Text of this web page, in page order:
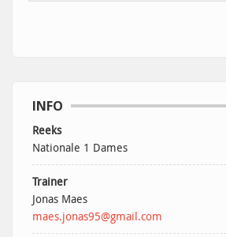
INFO
Reeks
Nationale 1 Dames
Trainer
Jonas Maes
maes.jonas95@gmail.com